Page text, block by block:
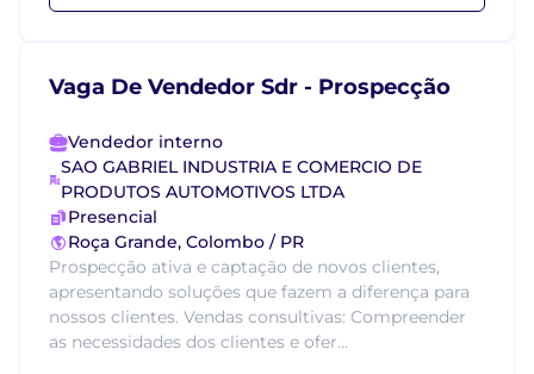
Vaga De Vendedor Sdr - Prospecção
Vendedor interno
SAO GABRIEL INDUSTRIA E COMERCIO DE
PRODUTOS AUTOMOTIVOS LTDA
Presencial
Roça Grande, Colombo / PR
Prospecção ativa e captação de novos clientes,
apresentando soluções que fazem a diferença para
nossos clientes. Vendas consultivas: Compreender
as necessidades dos clientes e ofer...